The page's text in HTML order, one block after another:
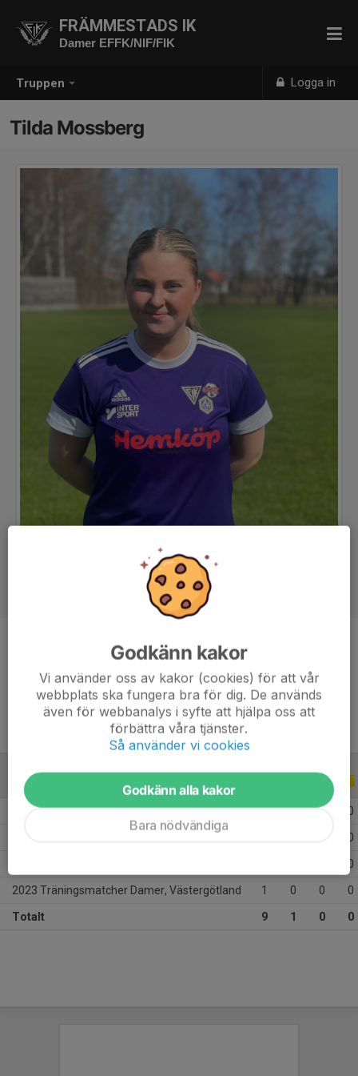
Truppen Logga in
FRÄMMESTADS IK
Damer EFFK/NIF/FIK
Tilda Mossberg
Forward
Ålder
18 år
TRÄNINGSMATCHER ALLA ÅR
2026 Träningsmatcher Damer, Västergötland 3 0 0 0
0
0
2023 Träningsmatcher Damer, Västergötland 1 0 0 0
Totalt 9 1 0 0
Godkänn kakor
Vi använder oss av kakor (cookies) för att vår
webbplats ska fungera bra för dig. De används
även för webbanalys i syfte att hjälpa oss att
förbättra våra tjänster.
Så använder vi cookies
Godkänn alla kakor
Bara nödvändiga